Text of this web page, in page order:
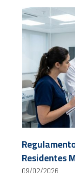
Residentes
09/02/2026